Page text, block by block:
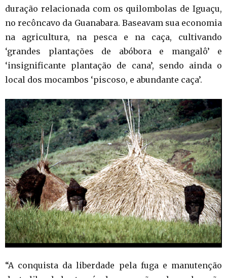
duração relacionada com os quilombolas de Iguaçu,
no recôncavo da Guanabara. Baseavam sua economia
na agricultura, na pesca e na caça, cultivando
‘grandes plantações de abóbora e mangalô’ e
‘insignificante plantação de cana’, sendo ainda o
local dos mocambos ‘piscoso, e abundante caça’.
“A conquista da liberdade pela fuga e manutenção